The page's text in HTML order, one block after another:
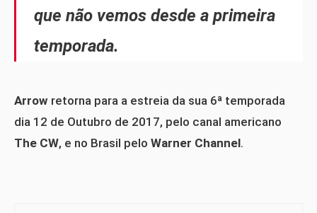
que não vemos desde a primeira
temporada.
Arrow retorna para a estreia da sua 6ª temporada
dia 12 de Outubro de 2017, pelo canal americano
The CW, e no Brasil pelo Warner Channel.